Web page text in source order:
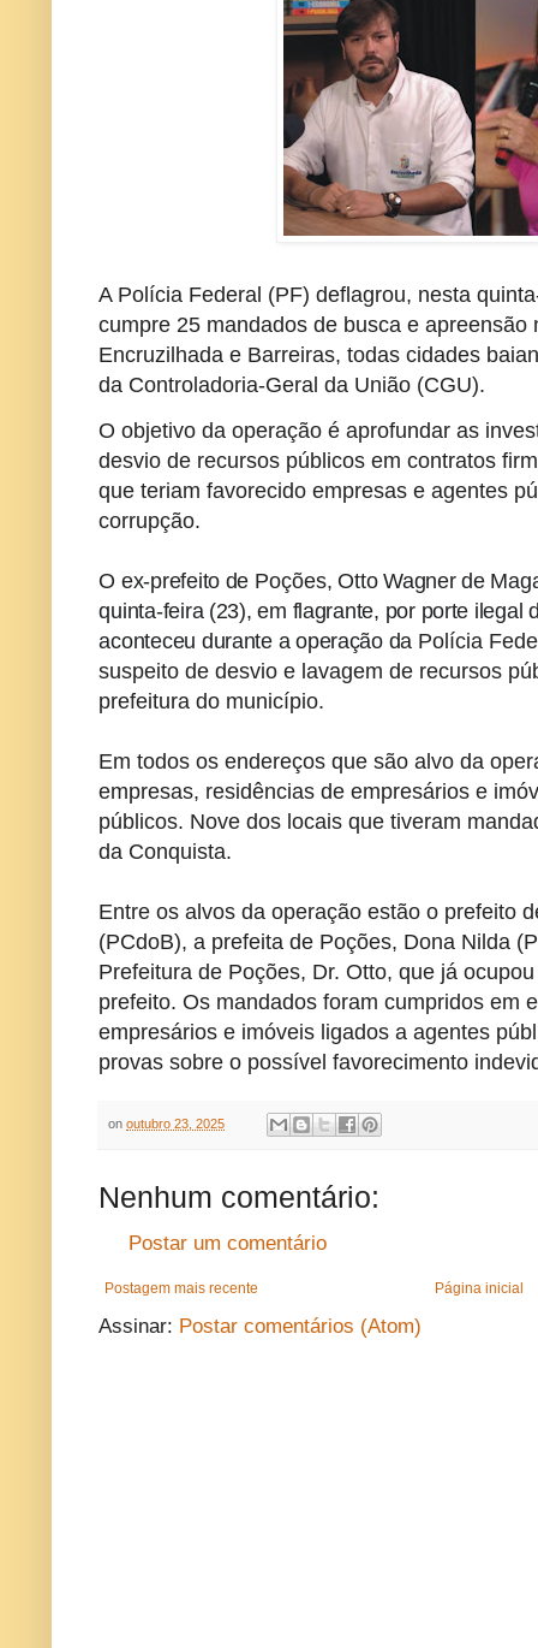
A Polícia Federal (PF) deflagrou, nesta
cumpre 25 mandados de busca e
Encruzilhada e Barreiras, todas cidades
da Controladoria-Geral da União (CGU).
O objetivo da operação é aprofundar as
desvio de recursos públicos em contratos
que teriam favorecido empresas e agentes
corrupção.
O ex-prefeito de Poções,Otto Wagner de
quinta-feira (23), em flagrante, por porte ilegal
aconteceu durante a operação da Polícia
suspeito de desvio e lavagem de recursos
prefeitura do município.
Em todos os endereços que são alvo da
empresas, residências de empresários e
públicos. Nove dos locais que tiveram
da Conquista.
Entre os alvos da operação estão o prefeito
(PCdoB), a prefeita de Poções, Dona Nilda
Prefeitura de Poções, Dr. Otto, que já
prefeito. Os mandados foram cumpridos em
empresários e imóveis ligados a agentes
provas sobre o possível favorecimento
onoutubro 23, 2025
Nenhum comentário:
Postar um comentário
Postagem mais recente Página inicial
Assinar: Postar comentários (Atom)